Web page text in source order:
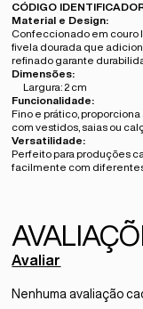
CÓDIGO
Material e Design:
Confeccionado em couro
fivela dourada que
refinado garante
Dimensões:
Largura: 2 cm
Funcionalidade:
Fino e prático,
com vestidos, saias ou
Versatilidade:
Perfeito para produções
facilmente com
Avaliar
Nenhuma avaliação